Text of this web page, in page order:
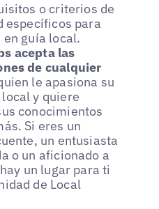
o criterios de
específicos para
guía local.
acepta las
de cualquier
le apasiona su
y quiere
conocimientos
Si eres un
un entusiasta
o un aficionado a
un lugar para ti
de Local